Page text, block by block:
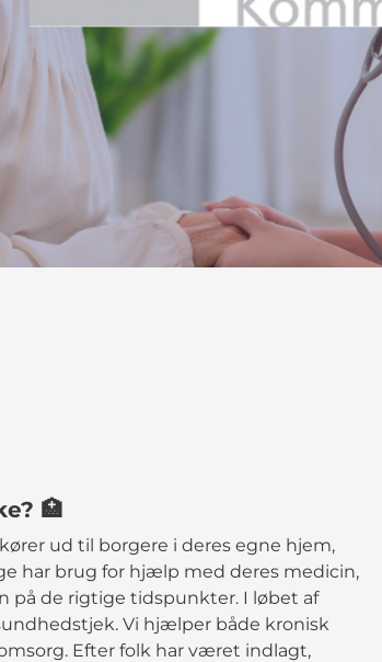
🏥
ud til borgere i deres egne hjem,
har brug for hjælp med deres medicin,
på de rigtige tidspunkter. I løbet af
Vi hjælper både kronisk
Efter folk har været indlagt,